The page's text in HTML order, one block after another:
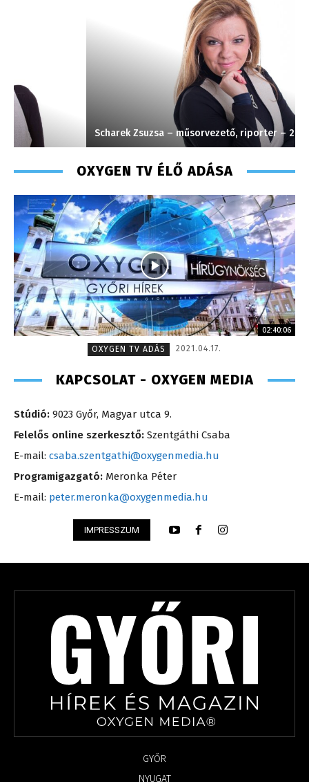
Scharek Zsuzsa – műsorvezető, riporter – 2008
OXYGEN TV ÉLŐ ADÁSA
02:40:06
OXYGEN TV ADÁS
2021.04.17.
KAPCSOLAT - OXYGEN MEDIA
Stúdió: 9023 Győr, Magyar utca 9.
Felelős online szerkesztő: Szentgáthi Csaba
E-mail: csaba.szentgathi@oxygenmedia.hu
Programigazgató: Meronka Péter
E-mail: peter.meronka@oxygenmedia.hu
IMPRESSZUM
GYŐR
NYUGAT